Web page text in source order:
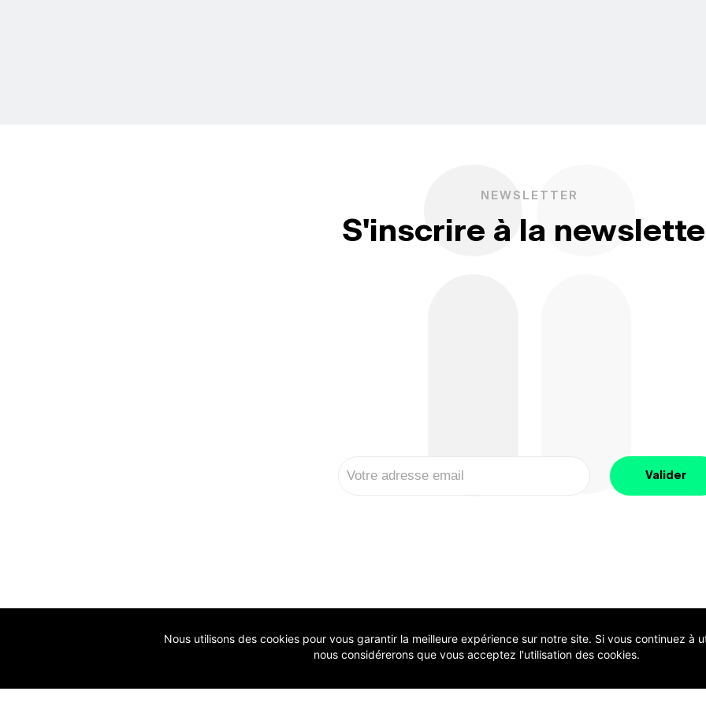
NEWSLETTER
S'inscrire à la
Nous utilisons des cookies pour vous garantir la meilleure expérience sur notre site. Si vous continuez à
nous considérerons que vous acceptez l'utilisation des cookies.